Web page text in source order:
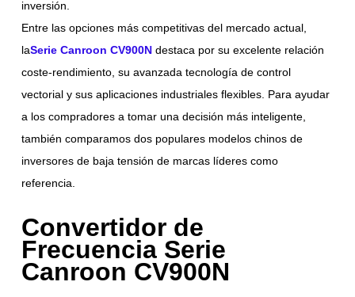
inversión.
Entre las opciones más competitivas del mercado actual,
laSerie Canroon CV900N destaca por su excelente relación
coste-rendimiento, su avanzada tecnología de control
vectorial y sus aplicaciones industriales flexibles. Para ayudar
a los compradores a tomar una decisión más inteligente,
también comparamos dos populares modelos chinos de
inversores de baja tensión de marcas líderes como
referencia.
Convertidor de
Frecuencia Serie
Canroon CV900N